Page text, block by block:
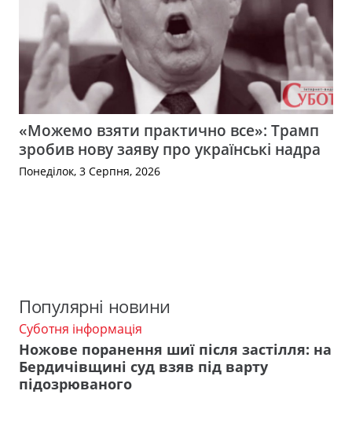
«Можемо взяти практично все»: Трамп
зробив нову заяву про українські надра
Понеділок, 3 Серпня, 2026
Популярні новини
Суботня інформація
Ножове поранення шиї після застілля: на
Бердичівщині суд взяв під варту
підозрюваного